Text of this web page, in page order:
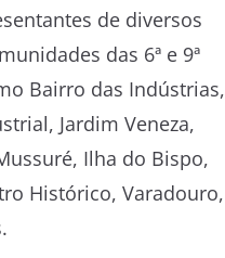
de diversos
das 6ª e 9ª
Bairro das Indústrias,
Jardim Veneza,
Ilha do Bispo,
Histórico, Varadouro,